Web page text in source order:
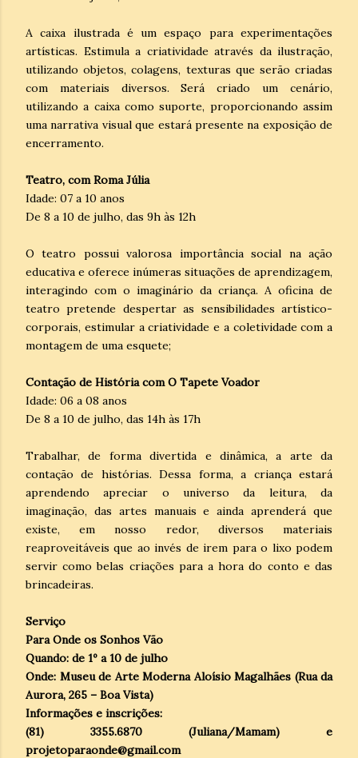
A caixa ilustrada é um espaço para experimentações
artísticas. Estimula a criatividade através da ilustração,
utilizando objetos, colagens, texturas que serão criadas
com materiais diversos. Será criado um cenário,
utilizando a caixa como suporte, proporcionando assim
uma narrativa visual que estará presente na exposição de
encerramento.
Teatro, com Roma Júlia
Idade: 07 a 10 anos
De 8 a 10 de julho, das 9h às 12h
O teatro possui valorosa importância social na ação
educativa e oferece inúmeras situações de aprendizagem,
interagindo com o imaginário da criança. A oficina de
teatro pretende despertar as sensibilidades artístico-
corporais, estimular a criatividade e a coletividade com a
montagem de uma esquete;
Contação de História com O Tapete Voador
Idade: 06 a 08 anos
De 8 a 10 de julho, das 14h às 17h
Trabalhar, de forma divertida e dinâmica, a arte da
contação de histórias. Dessa forma, a criança estará
aprendendo apreciar o universo da leitura, da
imaginação, das artes manuais e ainda aprenderá que
existe, em nosso redor, diversos materiais
reaproveitáveis que ao invés de irem para o lixo podem
servir como belas criações para a hora do conto e das
brincadeiras.
Serviço
Para Onde os Sonhos Vão
Quando: de 1º a 10 de julho
Onde: Museu de Arte Moderna Aloísio Magalhães (Rua da
Aurora, 265 – Boa Vista)
Informações e inscrições:
(81) 3355.6870 (Juliana/Mamam) e
projetoparaonde@gmail.com